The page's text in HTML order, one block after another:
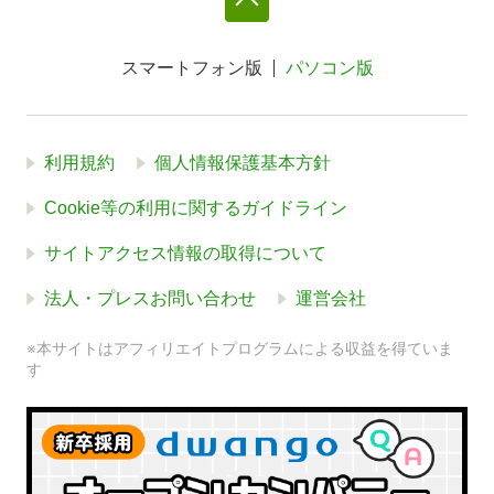
スマートフォン版 パソコン版
利用規約 個人情報保護基本方針
Cookie等の利用に関するガイドライン
サイトアクセス情報の取得について
法人・プレスお問い合わせ 運営会社
※本サイトはアフィリエイトプログラムによる収益を得ていま
す